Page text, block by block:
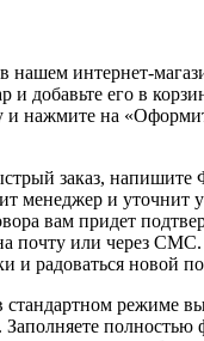
нашем интернет-
и добавьте его в
и нажмите на
заказ,
менеджер и уточнит
вам придет
почту или через СМС.
и радоваться новой
стандартном режиме
полностью